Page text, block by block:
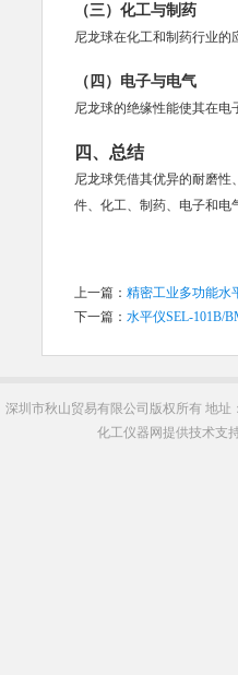
（三）化工与制药
尼龙球在化工和制药行业
（四）电子与电气
尼龙球的绝缘性能使其在
四、总结
尼龙球凭借其优异的耐磨
件、化工、制药、电子和电
上一篇： 精密工业多功能水
下一篇： 水平仪SEL-101B/
深圳市秋山贸易有限公司版权所有 地址
化工仪器网提供技术支